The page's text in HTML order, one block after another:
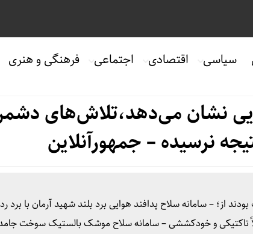
سیاسی اقتصادی اجتماعی فرهنگی و هنری
نشان می‌دهد،تلاش‌های
نرسیده – جمهورآنلاین